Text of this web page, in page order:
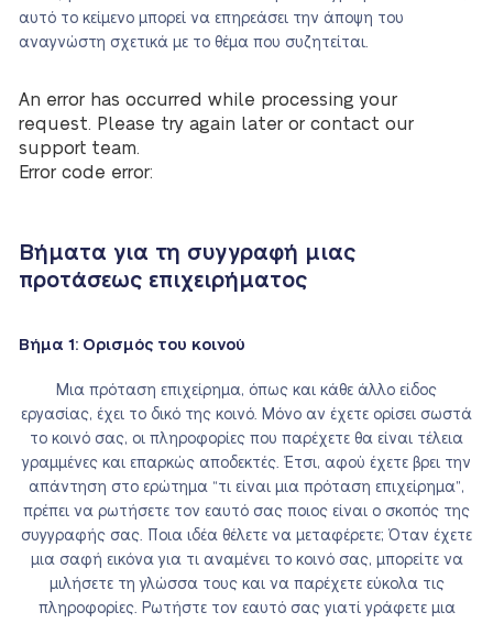
αυτό το κείμενο μπορεί να επηρεάσει την άποψη του
αναγνώστη σχετικά με το θέμα που συζητείται.
An error has occurred while processing your
request. Please try again later or contact our
support team.
Error code error:
Βήματα για τη συγγραφή μιας
προτάσεως επιχειρήματος
Βήμα 1: Ορισμός του κοινού
Μια πρόταση επιχείρημα, όπως και κάθε άλλο είδος
εργασίας, έχει το δικό της κοινό. Μόνο αν έχετε ορίσει σωστά
το κοινό σας, οι πληροφορίες που παρέχετε θα είναι τέλεια
γραμμένες και επαρκώς αποδεκτές. Έτσι, αφού έχετε βρει την
απάντηση στο ερώτημα “τι είναι μια πρόταση επιχείρημα”,
πρέπει να ρωτήσετε τον εαυτό σας ποιος είναι ο σκοπός της
συγγραφής σας. Ποια ιδέα θέλετε να μεταφέρετε; Όταν έχετε
μια σαφή εικόνα για τι αναμένει το κοινό σας, μπορείτε να
μιλήσετε τη γλώσσα τους και να παρέχετε εύκολα τις
πληροφορίες. Ρωτήστε τον εαυτό σας γιατί γράφετε μια